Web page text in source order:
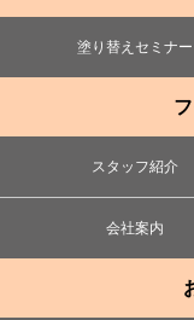
塗り替えセミナー
スタッフ紹介
会社案内